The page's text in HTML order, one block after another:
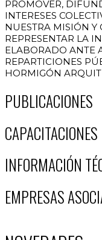
PROMOVER,
INTERESES
NUESTRA MISIÓN Y
REPRESENTAR LA
ELABORADO ANTE
REPARTICIONES
HORMIGÓN
PUBLICACIONES
CAPACITACIONES
INFORMACIÓN
EMPRESAS